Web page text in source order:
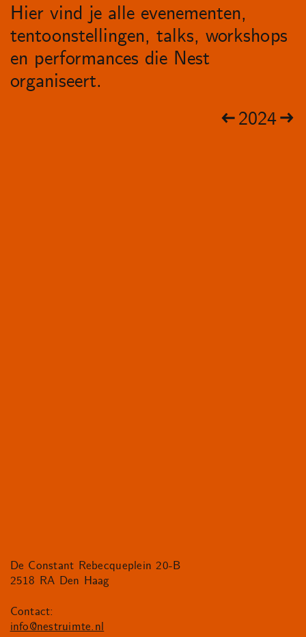
Hier vind je alle evenementen,
tentoonstellingen, talks, workshops
en performances die Nest
organiseert.
2024
De Constant Rebecqueplein 20-B
2518 RA Den Haag
Contact:
info@nestruimte.nl